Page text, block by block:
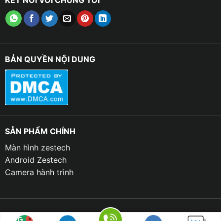
nhất hiện nay, xuất hiện trên 90% dùng cho dòng xe
phổ thông. Đèn halogen có ưu điểm là giá thành rẻ
BẢN QUYỀN NỘI DUNG
SẢN PHẨM CHÍNH
Màn hình zestech
Android Zestech
Camera hành trình